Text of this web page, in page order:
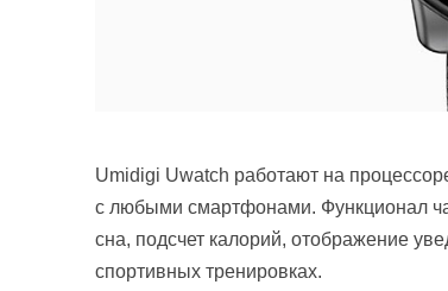
Umidigi Uwatch работают на
с любыми смартфонами. Функционал
сна, подсчет калорий, отображение
спортивных тренировках.